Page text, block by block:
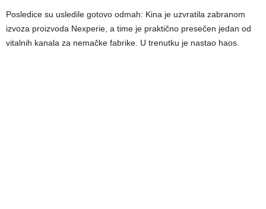
Posledice su usledile gotovo odmah: Kina je uzvratila zabranom
izvoza proizvoda Nexperie, a time je praktično presečen jedan od
vitalnih kanala za nemačke fabrike. U trenutku je nastao haos.